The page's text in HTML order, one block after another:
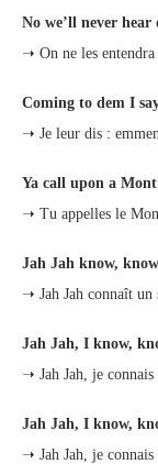
No we’ll never
➝ On ne les
Coming to dem I
➝ Je leur dis :
Ya call upon a
➝ Tu appelles le
Jah Jah know,
➝ Jah Jah connaît un
Jah Jah, I know,
➝ Jah Jah, je
Jah Jah, I know,
➝ Jah Jah, je